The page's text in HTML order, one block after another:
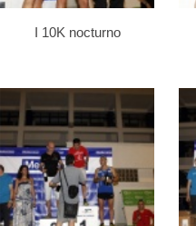
I 10K nocturno